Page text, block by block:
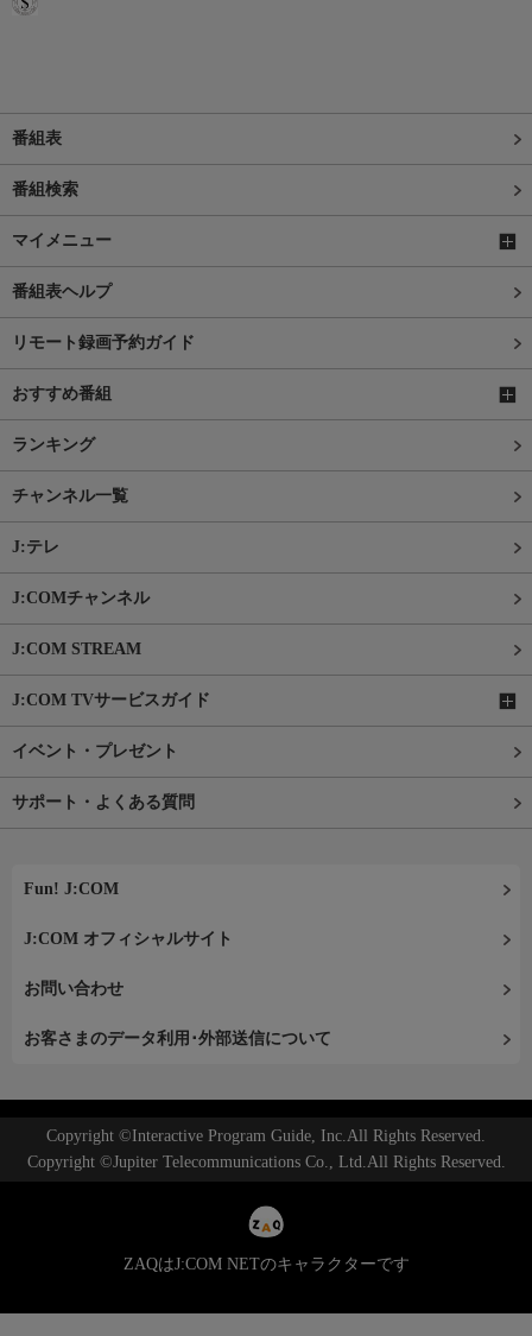
番組表
番組検索
マイメニュー
番組表ヘルプ
リモート録画予約ガイド
おすすめ番組
ランキング
チャンネル一覧
J:テレ
J:COMチャンネル
J:COM STREAM
J:COM TVサービスガイド
イベント・プレゼント
サポート・よくある質問
Fun! J:COM
J:COM オフィシャルサイト
お問い合わせ
お客さまのデータ利用･外部送信について
Copyright ©Interactive Program Guide, Inc.All Rights Reserved.
Copyright ©Jupiter Telecommunications Co., Ltd.All Rights Reserved.
ZAQはJ:COM NETのキャラクターです